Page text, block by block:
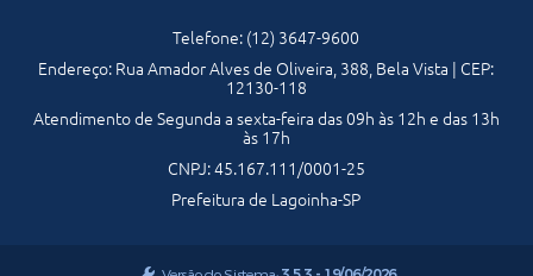
Diário Oficial
Emprega
Telefone: (12) 3647-9600
Endereço: Rua Amador Alves de Oliveira, 388, Bela Vista | CEP:
12130-118
Atendimento de Segunda a sexta-feira das 09h às 12h e das 13h
às 17h
CNPJ: 45.167.111/0001-25
Prefeitura de Lagoinha-SP